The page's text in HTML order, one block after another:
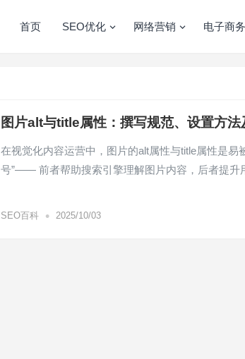
首页 SEO优化 网络营销 电子商务
图片alt与title属性：撰写规范、设置方
在视觉化内容运营中，图片的alt属性与title属性是易
号”—— 前者帮助搜索引擎理解图片内容，后者提升
SEO百科 • 2025/10/03